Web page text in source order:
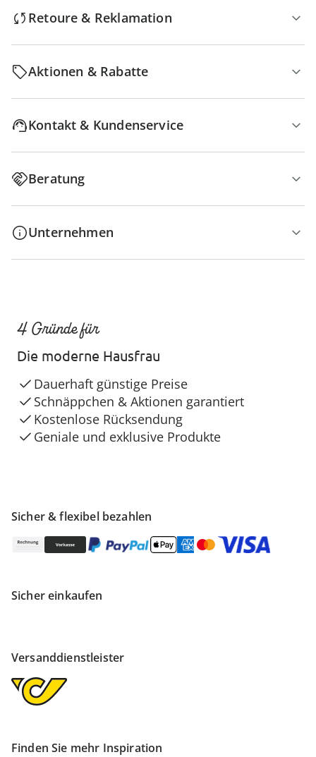
Retoure & Reklamation
Aktionen & Rabatte
Kontakt & Kundenservice
Beratung
Unternehmen
Sicher & flexibel bezahlen
Sicher einkaufen
Versanddienstleister
Finden Sie mehr Inspiration
4 Gründe für
Die moderne Hausfrau
Dauerhaft günstige Preise
Schnäppchen & Aktionen garantiert
Kostenlose Rücksendung
Geniale und exklusive Produkte